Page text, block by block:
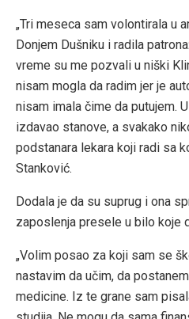
„Tri meseca sam volontirala u
Donjem Dušniku i radila
vreme su me pozvali u niški
nisam mogla da radim jer je
nisam imala čime da putujem.
izdavao stanove, a svakako
podstanara lekara koji radi sa
Stanković.
Dodala je da su suprug i ona
zaposlenja presele u bilo koje
„Volim posao za koji sam se
nastavim da učim, da
medicine. Iz te grane sam